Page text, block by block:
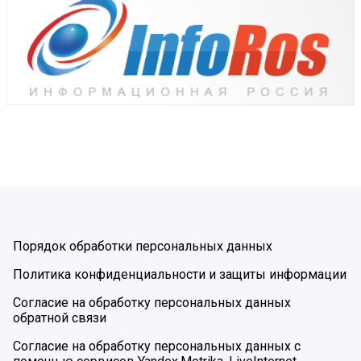
Порядок обработки персональных данных
Политика конфиденциальности и защиты информации
Согласие на обработку персональных данных
обратной связи
Согласие на обработку персональных данных с